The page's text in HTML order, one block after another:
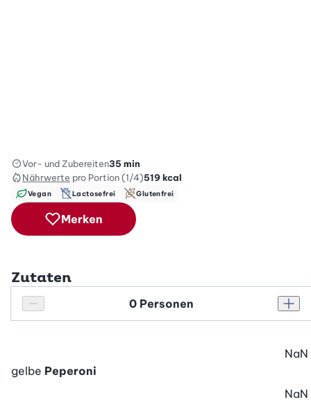
Vor- und Zubereiten35 min
Nährwerte pro Portion (1/4)519kcal
Vegan Lactosefrei Glutenfrei
Merken
Zutaten
Personenanzahl verringern
Personenanzahl
gelbe Peperoni
NaN
NaN